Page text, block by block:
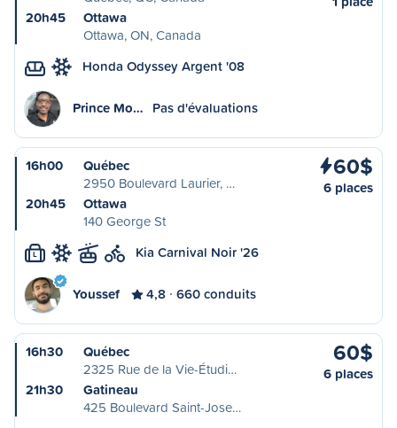
20h45
Ottawa
Ottawa, ON, Canada
Honda Odyssey Argent '08
Prince Mo… Pas d'évaluations
16h00
Québec
2950 Boulevard Laurier, …
20h45
Ottawa
140 George St
60$
6 places
L Kia Carnival Noir '26
Youssef 4,8 660 conduits
16h30
Québec
2325 Rue de la Vie-Étudi…
21h30
Gatineau
425 Boulevard Saint-Jose…
60$
6 places